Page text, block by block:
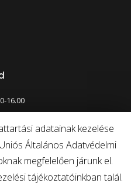
16.00
17.00
adatainak kezelése
Általános Adatvédelmi
megfelelően járunk el.
tájékoztatóinkban talál.